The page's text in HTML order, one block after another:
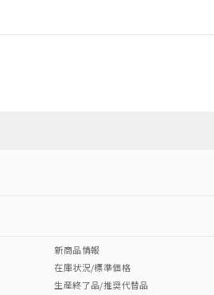
ダウ
Cr(VI)
新商品情報
在庫状況/標準価格
生産終了品/推奨代替品